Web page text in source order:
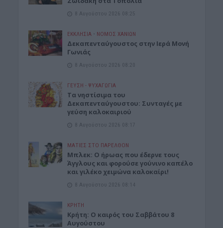
8 Αυγούστου 2026 08:25
ΕΚΚΛΗΣΙΑ • ΝΟΜΌΣ ΧΑΝΊΩΝ
Δεκαπενταύγουστος στην Ιερά Μονή
Γωνιάς
8 Αυγούστου 2026 08:20
ΓΕΎΣΗ - ΨΥΧΑΓΩΓΊΑ
Τα νηστίσιμα του
Δεκαπενταύγουστου: Συνταγές με
γεύση καλοκαιριού
8 Αυγούστου 2026 08:17
ΜΑΤΙΕΣ ΣΤΟ ΠΑΡΕΛΘΟΝ
Μπλεκ: O ήρωας που έδερνε τους
Άγγλους και φορούσε γούνινο καπέλο
και γιλέκο χειμώνα καλοκαίρι!
8 Αυγούστου 2026 08:14
ΚΡΗΤΗ
Κρήτη: O καιρός του Σαββάτου 8
Αυγούστου